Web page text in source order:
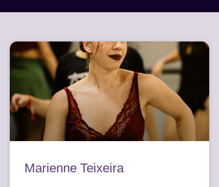
Marienne Teixeira